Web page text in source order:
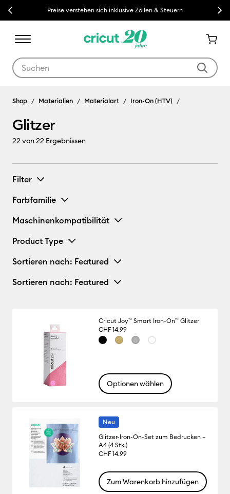
Previous Preise verstehen sich inklusive Zöllen & Steuern Next
Shop Materialien Materialart Iron-On (HTV)
Glitzer
22von 22 Ergebnissen
Filter
Farbfamilie
Maschinenkompatibilität
Product Type
Sortieren nach: Featured
Sortieren nach: Featured
Cricut Joy™ Smart Iron-On™ Glitzer
CHF 14.99
Optionen wählen
Neu
Glitzer-Iron-On-Set zum Bedrucken –
A4 (4 Stk.)
CHF 14.99
Zum Warenkorb hinzufügen